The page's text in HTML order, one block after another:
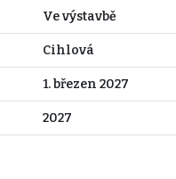
Ve výstavbě
Cihlová
1. březen 2027
2027